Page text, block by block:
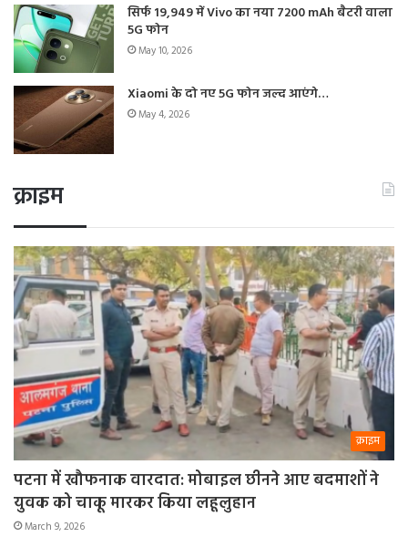
सिर्फ 19,949 में Vivo का नया 7200 mAh बैटरी वाला
5G फोन
May 10, 2026
Xiaomi के दो नए 5G फोन जल्द आएंगे…
May 4, 2026
क्राइम
क्राइम
पटना में खौफनाक वारदात: मोबाइल छीनने आए बदमाशों ने
युवक को चाकू मारकर किया लहूलुहान
March 9, 2026